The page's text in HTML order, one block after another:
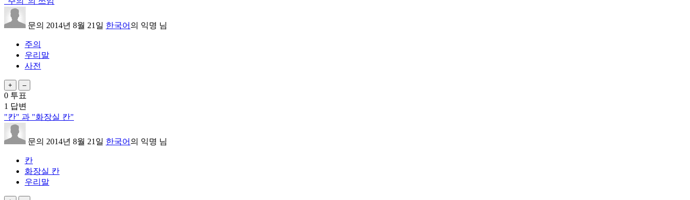
문의 2014년 8월 21일 한국어 의 익명 님
주의
우리말
사전
0 투표
1 답변
"칸" 과 "화장실 칸"
문의 2014년 8월 21일 한국어 의 익명 님
칸
화장실 칸
우리말